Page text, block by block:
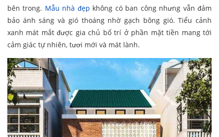
bên trong. Mẫu nhà đẹp không có ban công nhưng vẫn đảm
bảo ánh sáng và gió thoáng nhờ gạch bông gió. Tiểu cảnh
xanh mát mắt được gia chủ bố trí ở phần mặt tiền mang tới
cảm giác tự nhiên, tươi mới và mát lành.